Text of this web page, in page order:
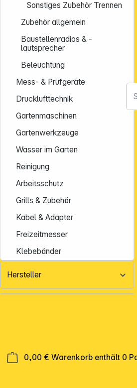
0,00 € Warenkorb enthält 0
Sonstiges Zubehör Trennen
Zubehör allgemein
Baustellenradios & -
lautsprecher
Beleuchtung
Mess- & Prüfgeräte
Drucklufttechnik
Gartenmaschinen
Gartenwerkzeuge
Wasser im Garten
Reinigung
Arbeitsschutz
Grills & Zubehör
Kabel & Adapter
Freizeitmesser
Klebebänder
Hersteller